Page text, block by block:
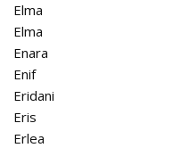
Elma
Elma
Enara
Enif
Eridani
Eris
Erlea